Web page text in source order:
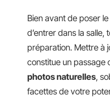
Bien avant de poser
d’entrer dans la salle,
préparation. Mettre à
constitue un passage
photos naturelles,
facettes de votre